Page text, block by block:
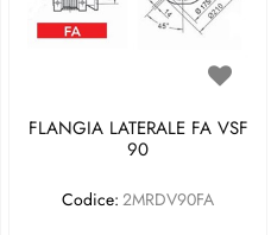
FLANGIA LATERALE FA VSF
90
Codice: 2MRDV90FA